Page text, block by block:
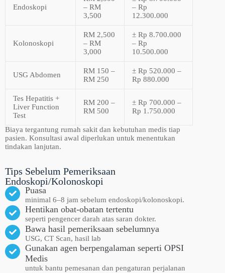
Endoskopi
– RM
3,500
– Rp
12.300.000
Kolonoskopi
RM 2,500
– RM
3,000
± Rp 8.700.000
– Rp
10.500.000
USG Abdomen
RM 150 –
RM 250
± Rp 520.000 –
Rp 880.000
Tes Hepatitis +
Liver Function
Test
RM 200 –
RM 500
± Rp 700.000 –
Rp 1.750.000
Biaya tergantung rumah sakit dan kebutuhan medis tiap
pasien. Konsultasi awal diperlukan untuk menentukan
tindakan lanjutan.
Tips Sebelum Pemeriksaan
Endoskopi/Kolonoskopi
Puasa
minimal 6–8 jam sebelum endoskopi/kolonoskopi.
Hentikan obat-obatan tertentu
seperti pengencer darah atas saran dokter.
Bawa hasil pemeriksaan sebelumnya
USG, CT Scan, hasil lab
Gunakan agen berpengalaman seperti OPSI
Medis
untuk bantu pemesanan dan pengaturan perjalanan